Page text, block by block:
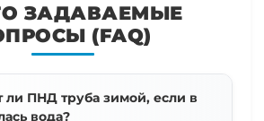
ЗАДАВАЕМЫЕ
(FAQ)
ли ПНД труба зимой, если в
вода?